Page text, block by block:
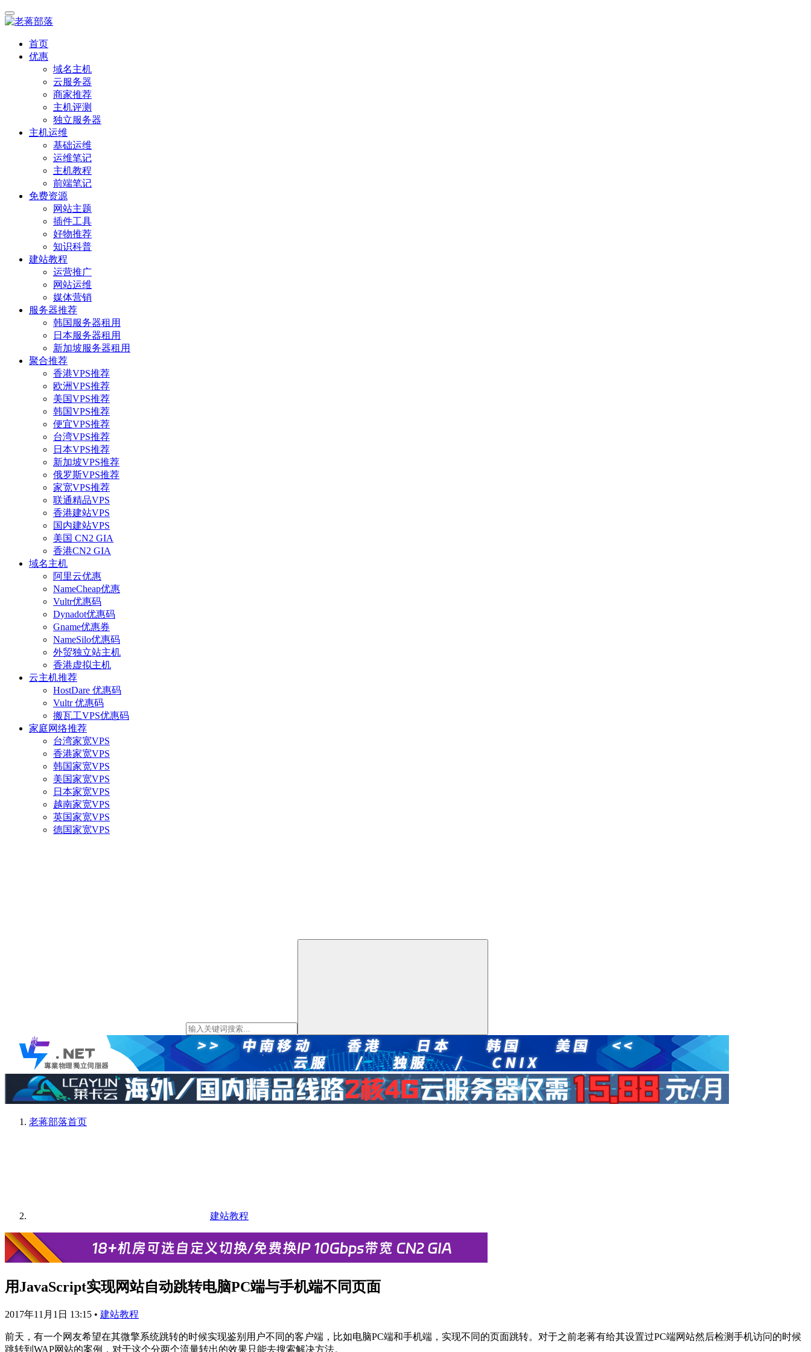
首页
优惠
域名主机
云服务器
商家推荐
主机评测
独立服务器
主机运维
基础运维
运维笔记
主机教程
前端笔记
免费资源
网站主题
插件工具
好物推荐
知识科普
建站教程
运营推广
网站运维
媒体营销
服务器推荐
韩国服务器租用
日本服务器租用
新加坡服务器租用
聚合推荐
香港VPS推荐
欧洲VPS推荐
美国VPS推荐
韩国VPS推荐
便宜VPS推荐
台湾VPS推荐
日本VPS推荐
新加坡VPS推荐
俄罗斯VPS推荐
家宽VPS推荐
联通精品VPS
香港建站VPS
国内建站VPS
美国 CN2 GIA
香港CN2 GIA
域名主机
阿里云优惠
NameCheap优惠
Vultr优惠码
Dynadot优惠码
Gname优惠券
NameSilo优惠码
外贸独立站主机
香港虚拟主机
云主机推荐
HostDare 优惠码
Vultr 优惠码
搬瓦工VPS优惠码
家庭网络推荐
台湾家宽VPS
香港家宽VPS
韩国家宽VPS
美国家宽VPS
日本家宽VPS
越南家宽VPS
英国家宽VPS
德国家宽VPS
老蒋部落首页
建站教程
用JavaScript实现网站自动跳转电脑PC端与手机端不同页面
2017年11月1日 13:15 • 建站教程
前天，有一个网友希望在其微擎系统跳转的时候实现鉴别用户不同的客户端，比如电脑PC端和手机端，实现不同的页面跳转。对于之前老蒋有给其设置过PC端网站然后检测手机访问的时候
跳转到WAP网站的案例，对于这个分两个流量转出的效果只能去搜索解决方法。